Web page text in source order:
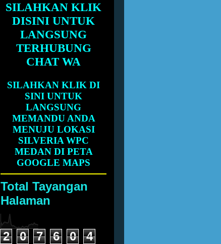
SILAHKAN KLIK
DISINI UNTUK
LANGSUNG
TERHUBUNG
CHAT WA
SILAHKAN KLIK DI
SINI UNTUK
LANGSUNG
MEMANDU ANDA
MENUJU LOKASI
SILVERIA WPC
MEDAN DI PETA
GOOGLE MAPS
Total Tayangan
Halaman
2 0 7 6 0
4